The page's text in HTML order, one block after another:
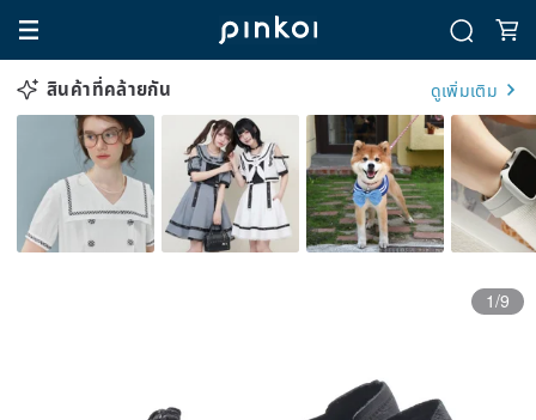
สินค้าที่คล้ายกัน ดูเพิ่มเติม
1/9